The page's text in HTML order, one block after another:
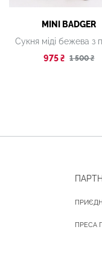
MINI BADGER
975 ₴ 1 500 ₴
ПРЕСА